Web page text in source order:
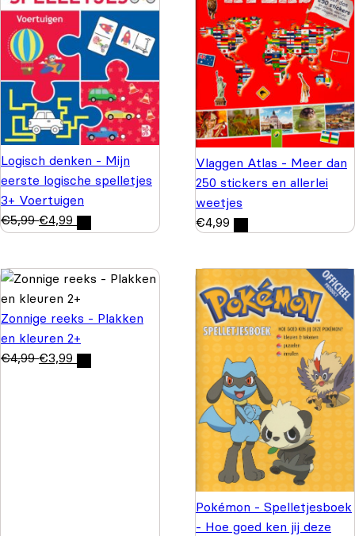
Logisch denken - Mijn
eerste logische spelletjes
3+ Voertuigen
€5,99 €4,99
Vlaggen Atlas - Meer dan
250 stickers en allerlei
weetjes
€4,99
Zonnige reeks - Plakken
en kleuren 2+
€4,99 €3,99
Pokémon - Spelletjesboek
- Hoe goed ken jij deze